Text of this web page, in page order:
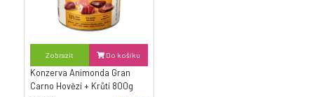
Zobrazit Do košíku
Konzerva Animonda Gran
Carno Hovězí + Krůtí 800g